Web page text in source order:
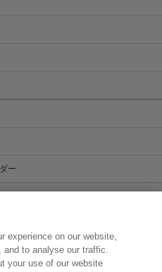
ー
experience on our website,
and to analyse our traffic.
your use of our website